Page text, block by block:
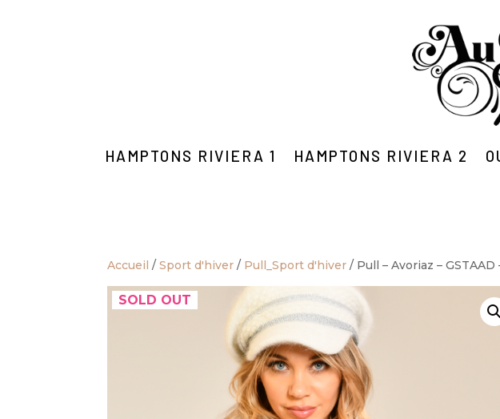
HAMPTONS RIVIERA 1 HAMPTONS RIVIERA 2
Accueil /Sport d'hiver / Pull_Sport d'hiver / Pull – Avoriaz – GSTAAD
SOLD OUT